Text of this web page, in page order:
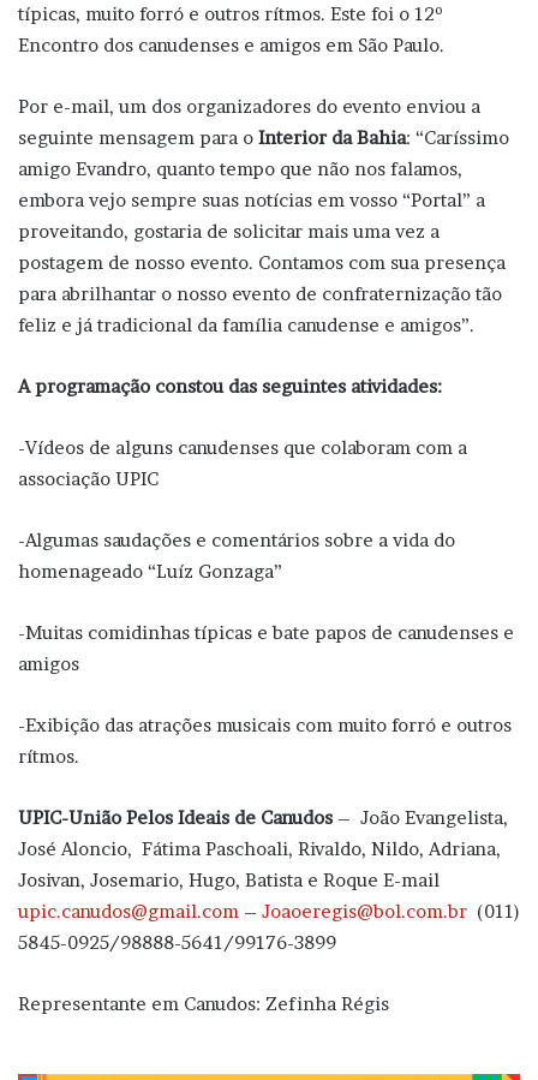
típicas, muito forró e outros rítmos. Este foi o 12º
Encontro dos canudenses e amigos em São Paulo.
Por e-mail, um dos organizadores do evento enviou a
seguinte mensagem para o Interior da Bahia: “Caríssimo
amigo Evandro, quanto tempo que não nos falamos,
embora vejo sempre suas notícias em vosso “Portal” a
proveitando, gostaria de solicitar mais uma vez a
postagem de nosso evento. Contamos com sua presença
para abrilhantar o nosso evento de confraternização tão
feliz e já tradicional da família canudense e amigos”.
A programação constou das seguintes atividades:
-Vídeos de alguns canudenses que colaboram com a
associação UPIC
-Algumas saudações e comentários sobre a vida do
homenageado “Luíz Gonzaga”
-Muitas comidinhas típicas e bate papos de canudenses e
amigos
-Exibição das atrações musicais com muito forró e outros
rítmos.
UPIC-União Pelos Ideais de Canudos – João Evangelista,
José Aloncio, Fátima Paschoali, Rivaldo, Nildo, Adriana,
Josivan, Josemario, Hugo, Batista e Roque E-mail
upic.canudos@gmail.com – Joaoeregis@bol.com.br (011)
5845-0925/98888-5641/99176-3899
Representante em Canudos: Zefinha Régis